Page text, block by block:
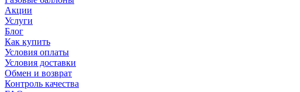
Акции
Услуги
Блог
Как купить
Условия оплаты
Условия доставки
Обмен и возврат
Контроль качества